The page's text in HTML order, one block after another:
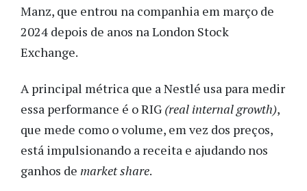
Manz, que entrou na companhia em março de
2024 depois de anos na London Stock
Exchange.
A principal métrica que a Nestlé usa para medir
essa performance é o RIG (real internal growth),
que mede como o volume, em vez dos preços,
está impulsionando a receita e ajudando nos
ganhos de market share.